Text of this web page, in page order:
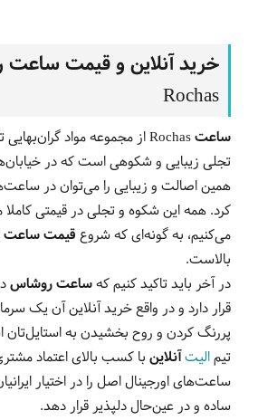
خرید آنلاین و قیمت
Rochas
ساعتRochasاز مجموعه مواد
تجلی زیبایی و شکوهی است که در
همین اصالت و زیبایی را می‌توان در
می‌کنیم، به گونه‌ای که شروع قیمت‌ ساعت
بالاست.
در آخر باید تاکید کنیم کهساعت روشاس
قرار دارد و در واقع خرید آنلاین آن یک
پررنگ کردن و روح بخشیدن به
تیمالیتآنلاین با کسب بالای اعتماد
ساعت‌های اورجینال اصل را در اختیار
ساده و در عین‌حال دلپذیر قرار دهد.